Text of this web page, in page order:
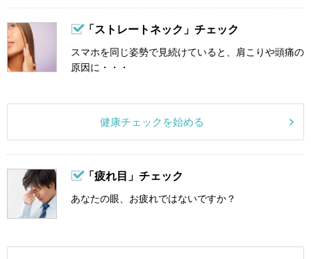
「ストレートネック」チェック
スマホを同じ姿勢で見続けていると、肩こりや頭痛の
原因に・・・
健康チェックを始める
「疲れ目」チェック
あなたの眼、お疲れではないですか？